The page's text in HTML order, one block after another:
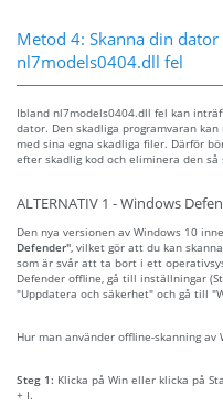
Metod 4: Skanna din
nl7models0404.dll fel
Ibland nl7models0404.dll fel kan
dator. Den skadliga programvaran
med sina egna skadliga filer. Därför
efter skadlig kod och eliminera den
ALTERNATIV 1 - Windows
Den nya versionen av Windows 10
Defender" , vilket gör att du kan
som är svår att ta bort i ett
Defender offline, gå till inställningar
"Uppdatera och säkerhet" och gå till
Hur man använder offline-skanning av
Steg 1: Klicka på Win eller klicka på
+ I.